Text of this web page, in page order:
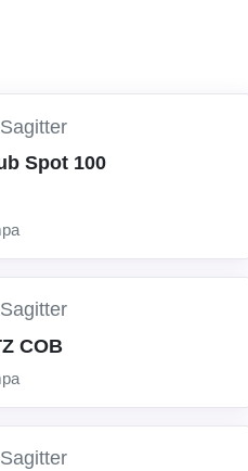
Sagitter
Spot 100
Sagitter
COB
Sagitter